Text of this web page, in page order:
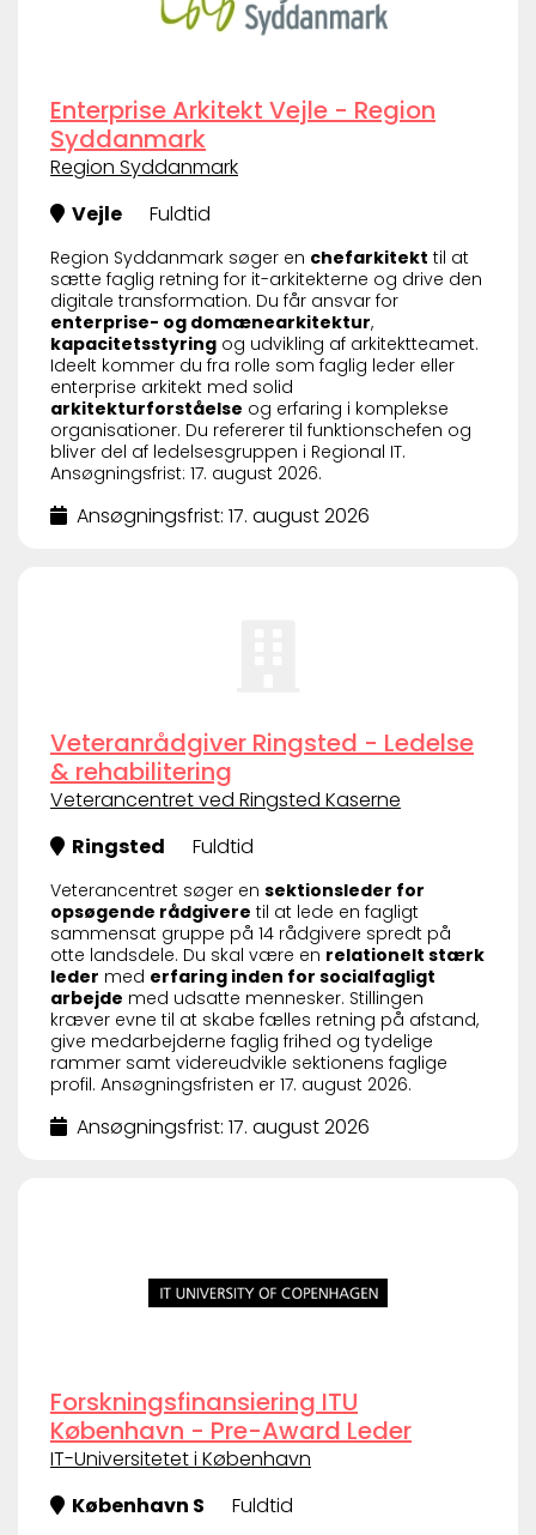
Enterprise Arkitekt Vejle - Region
Syddanmark
Region Syddanmark
Vejle
Fuldtid
Region Syddanmark søger en chefarkitekt til at
sætte faglig retning for it-arkitekterne og drive den
digitale transformation. Du får ansvar for
enterprise- og domænearkitektur,
kapacitetsstyring og udvikling af arkitektteamet.
Ideelt kommer du fra rolle som faglig leder eller
enterprise arkitekt med solid
arkitekturforståelse og erfaring i komplekse
organisationer. Du refererer til funktionschefen og
bliver del af ledelsesgruppen i Regional IT.
Ansøgningsfrist: 17. august 2026.
Ansøgningsfrist: 17. august 2026
Veteranrådgiver Ringsted - Ledelse
& rehabilitering
Veterancentret ved Ringsted Kaserne
Ringsted
Fuldtid
Veterancentret søger en sektionsleder for
opsøgende rådgivere til at lede en fagligt
sammensat gruppe på 14 rådgivere spredt på
otte landsdele. Du skal være en relationelt stærk
leder med erfaring inden for socialfagligt
arbejde med udsatte mennesker. Stillingen
kræver evne til at skabe fælles retning på afstand,
give medarbejderne faglig frihed og tydelige
rammer samt videreudvikle sektionens faglige
profil. Ansøgningsfristen er 17. august 2026.
Ansøgningsfrist: 17. august 2026
Forskningsfinansiering ITU
København - Pre-Award Leder
IT-Universitetet i København
København S
Fuldtid